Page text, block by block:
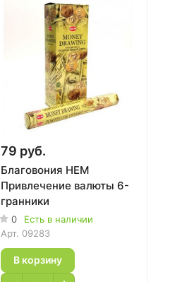
79 руб.
Благовония HEM
Привлечение валюты 6-
гранники
0
Есть в наличии
Арт. 09283
В корзину